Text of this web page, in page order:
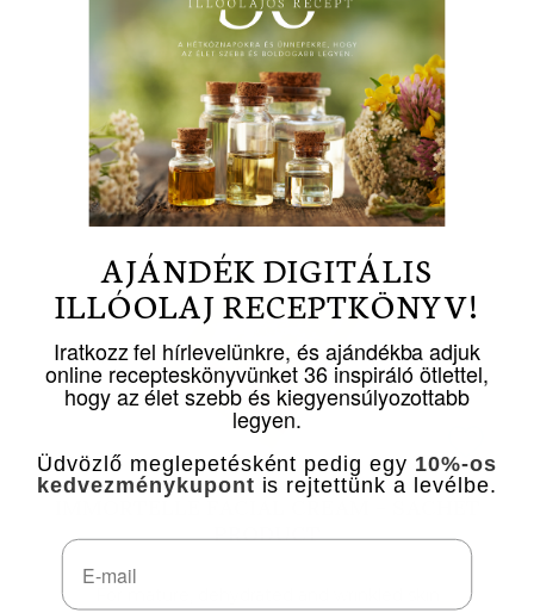
490 Ft
VIEW
PRODUCT
AJÁNDÉK DIGITÁLIS
ILLÓOLAJ RECEPTKÖNYV!
Iratkozz fel hírlevelünkre, és ajándékba adjuk
online recepteskönyvünket 36 inspiráló ötlettel,
hogy az élet szebb és kiegyensúlyozottabb
legyen.
Üdvözlő meglepetésként pedig egy 10%-os
kedvezménykupont is rejtettünk a levélbe.
Email